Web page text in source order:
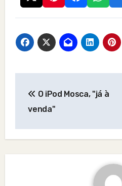
navigation
O iPod Mosca, "já à
venda"